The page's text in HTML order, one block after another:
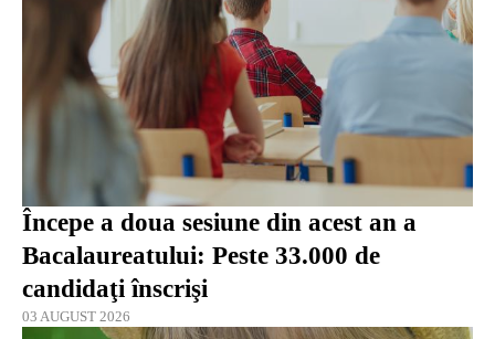
Începe a doua sesiune din acest an a
Bacalaureatului: Peste 33.000 de
candidaţi înscrişi
03 AUGUST 2026